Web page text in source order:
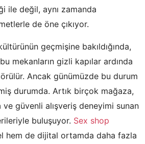
ile değil, aynı zamanda
de öne çıkıyor.
geçmişine bakıldığında,
mekanların gizli kapılar ardında
Ancak günümüzde bu durum
durumda. Artık birçok mağaza,
güvenli alışveriş deneyimi sunan
buluşuyor. Sex shop
hem de dijital ortamda daha fazla